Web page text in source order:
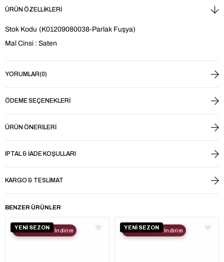
ÜRÜN ÖZELLIKLERI
Stok Kodu (K01209080038-Parlak Fuşya)
Mal Cinsi : Saten
YORUMLAR(0)
ÖDEME SEÇENEKLERI
ÜRÜN ÖNERILERI
İPTAL & İADE KOŞULLARI
KARGO & TESLIMAT
BENZER ÜRÜNLER
YENİ SEZON
2. Ürüne %30 İndirim YENİ SEZON
2. Ürüne %30 İndirim